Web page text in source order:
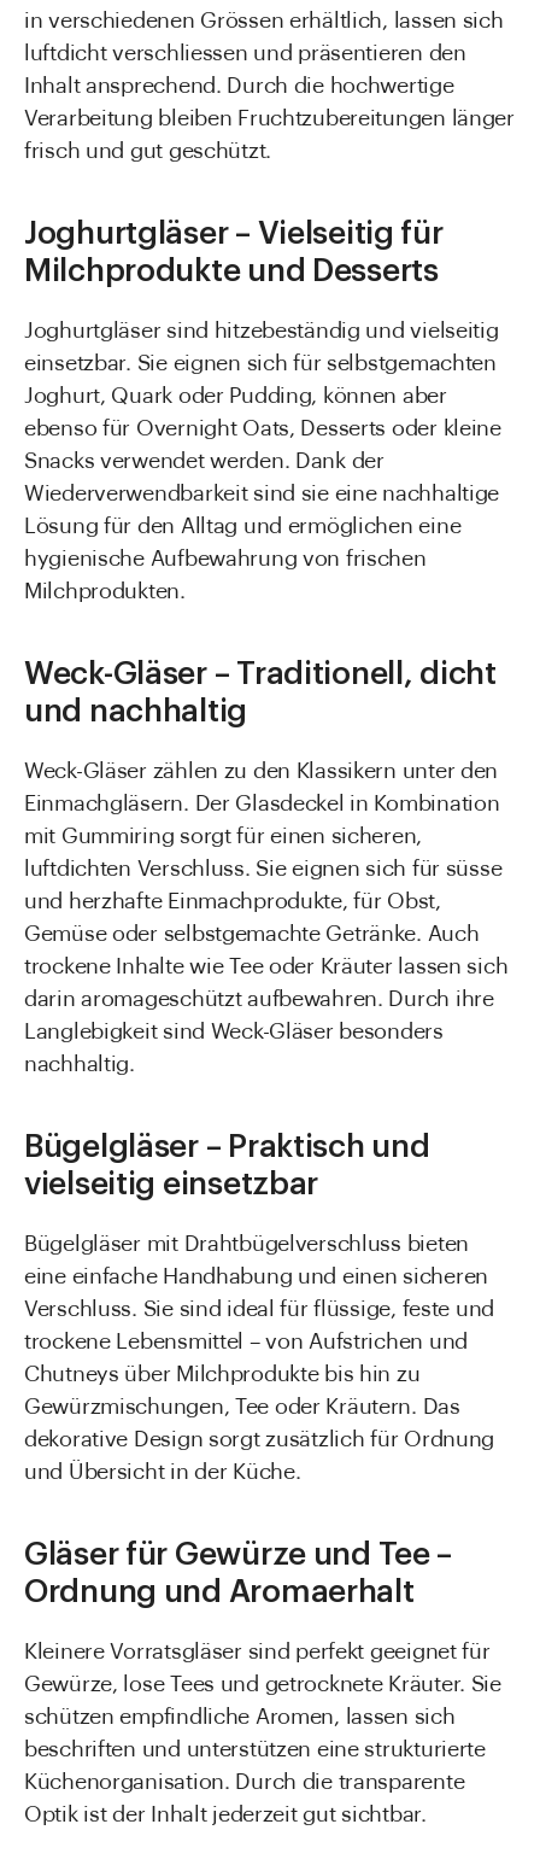
in verschiedenen Grössen erhältlich, lassen sich
luftdicht verschliessen und präsentieren den
Inhalt ansprechend. Durch die hochwertige
Verarbeitung bleiben Fruchtzubereitungen länger
frisch und gut geschützt.
Joghurtgläser – Vielseitig für
Milchprodukte und Desserts
Joghurtgläser sind hitzebeständig und vielseitig
einsetzbar. Sie eignen sich für selbstgemachten
Joghurt, Quark oder Pudding, können aber
ebenso für Overnight Oats, Desserts oder kleine
Snacks verwendet werden. Dank der
Wiederverwendbarkeit sind sie eine nachhaltige
Lösung für den Alltag und ermöglichen eine
hygienische Aufbewahrung von frischen
Milchprodukten.
Weck-Gläser – Traditionell, dicht
und nachhaltig
Weck-Gläser zählen zu den Klassikern unter den
Einmachgläsern. Der Glasdeckel in Kombination
mit Gummiring sorgt für einen sicheren,
luftdichten Verschluss. Sie eignen sich für süsse
und herzhafte Einmachprodukte, für Obst,
Gemüse oder selbstgemachte Getränke. Auch
trockene Inhalte wie Tee oder Kräuter lassen sich
darin aromageschützt aufbewahren. Durch ihre
Langlebigkeit sind Weck-Gläser besonders
nachhaltig.
Bügelgläser – Praktisch und
vielseitig einsetzbar
Bügelgläser mit Drahtbügelverschluss bieten
eine einfache Handhabung und einen sicheren
Verschluss. Sie sind ideal für flüssige, feste und
trockene Lebensmittel – von Aufstrichen und
Chutneys über Milchprodukte bis hin zu
Gewürzmischungen, Tee oder Kräutern. Das
dekorative Design sorgt zusätzlich für Ordnung
und Übersicht in der Küche.
Gläser für Gewürze und Tee –
Ordnung und Aromaerhalt
Kleinere Vorratsgläser sind perfekt geeignet für
Gewürze, lose Tees und getrocknete Kräuter. Sie
schützen empfindliche Aromen, lassen sich
beschriften und unterstützen eine strukturierte
Küchenorganisation. Durch die transparente
Optik ist der Inhalt jederzeit gut sichtbar.